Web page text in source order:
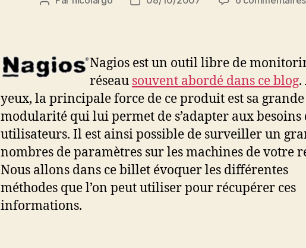
Nagios est un outil libre de
réseau souvent abordé dans ce blog.
yeux, la principale force de ce produit est sa grande
modularité qui lui permet de s’adapter aux besoins
utilisateurs. Il est ainsi possible de surveiller un
nombres de paramètres sur les machines de votre
Nous allons dans ce billet évoquer les différentes
méthodes que l’on peut utiliser pour récupérer ces
informations.